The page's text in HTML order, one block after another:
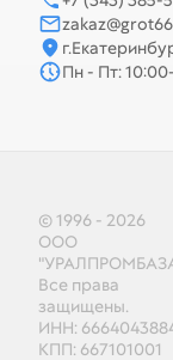
Пн - Пт:
© 1996 - 2026
ООО
Все права
защищены.
ИНН:
КПП: 667101001